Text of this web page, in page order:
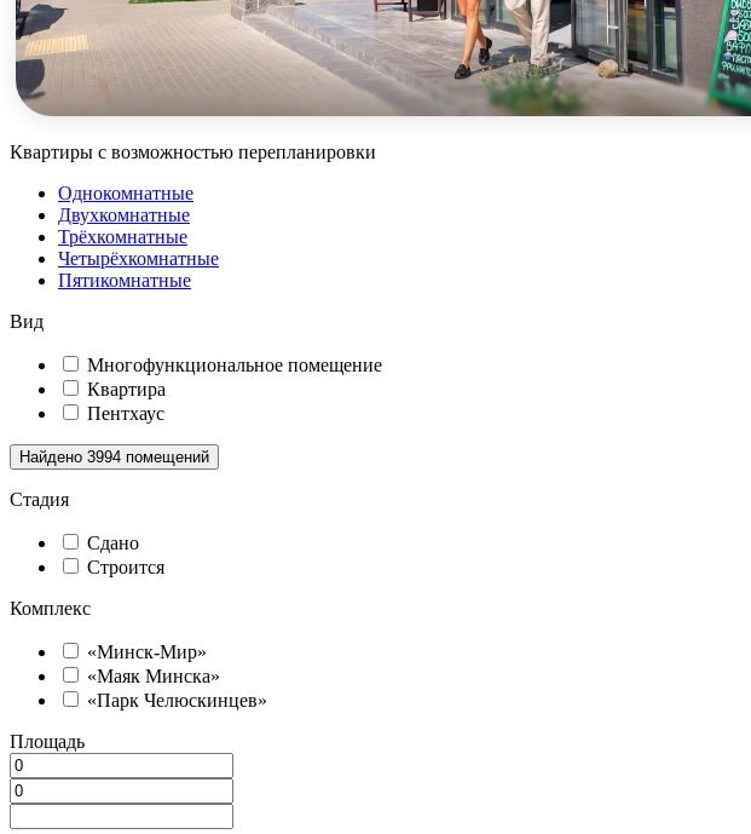
Квартиры с возможностью перепланировки
Однокомнатные
Двухкомнатные
Трёхкомнатные
Четырёхкомнатные
Пятикомнатные
Вид
Многофункциональное помещение
Квартира
Пентхаус
Найдено 3994 помещений
Стадия
Сдано
Строится
Комплекс
«Минск-Мир»
«Маяк Минска»
«Парк Челюскинцев»
Площадь